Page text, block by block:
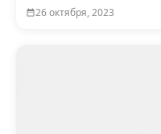
26 октября, 2023